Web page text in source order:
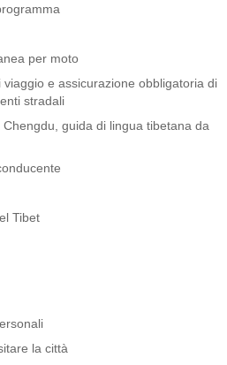
per moto
e assicurazione obbligatoria di
stradali
guida di lingua tibetana da
Tibet
la città